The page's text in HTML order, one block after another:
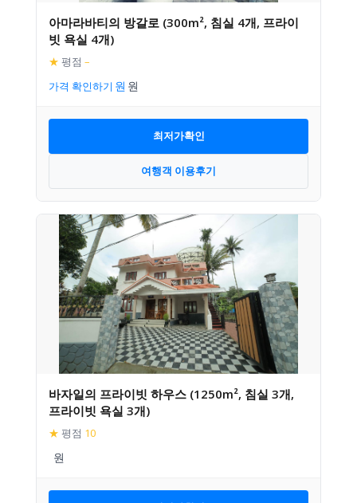
아마라바티의 방갈로 (300m², 침실 4개, 프라이
빗 욕실 4개)
★ 평점 –
가격 확인하기
최저가확인
여행객 이용후기
바자일의 프라이빗 하우스 (1250m², 침실 3개,
프라이빗 욕실 3개)
★ 평점 10